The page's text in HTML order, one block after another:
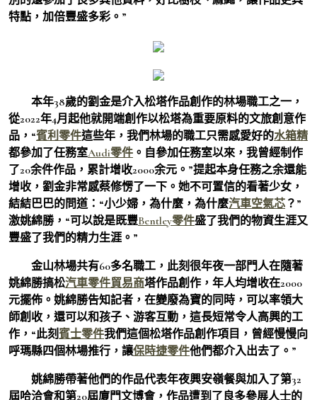
特點，加倍豐盛多彩。”
本年38歲的劉金是介入松塔作品創作的林場職工之一，
從2022年4月起他就開端創作以松塔為重要原料的文旅創意作
品，“賓利零件這些年，我們林場的職工只需感愛好的水箱精
都參加了任務室Audi零件 。自參加任務室以來，我曾經制作
了20余件作品，累計增收2000余元。”提起本身任務之余還能
增收，劉金非常感蔡修愣了一下。她不可置信的看著少女，
結結巴巴的問道：“小少婦，為什麼，為什麼汽車空氣芯 ？”
激姚綿勝，“可以說是既豐Bentley零件盛了我們的物資生涯又
豐盛了我們的精力生涯。”
金山林場共有60多名職工，此刻很年夜一部門人在隨著
姚綿勝搞松汽車零件貿易商塔作品創作，年人均增收在2000
元擺佈。姚綿勝告知記者，在變廢為寶的同時，可以率領大
師創收，還可以和孩子、游客互動，這長短常令人高興的工
作，“此刻賓士零件我們這個松塔作品創作項目，曾經慢慢向
呼瑪縣四個林場推行，讓保時捷零件他們都介入出去了。”
姚綿勝帶著他們的作品代表年夜興安嶺餐與加入了第32
屆哈洽會和第20屆廈門文博會，作品遭到了良多參展人士的